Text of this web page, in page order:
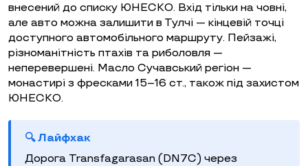
внесений до списку ЮНЕСКО. Вхід тільки на човні,
але авто можна залишити в Тулчі — кінцевій точці
доступного автомобільного маршруту. Пейзажі,
різноманітність птахів та риболовля —
неперевершені. Масло Сучавський регіон —
монастирі з фресками 15–16 ст., також під захистом
ЮНЕСКО.
🔍 Лайфхак
Дорога Transfagarasan (DN7C) через